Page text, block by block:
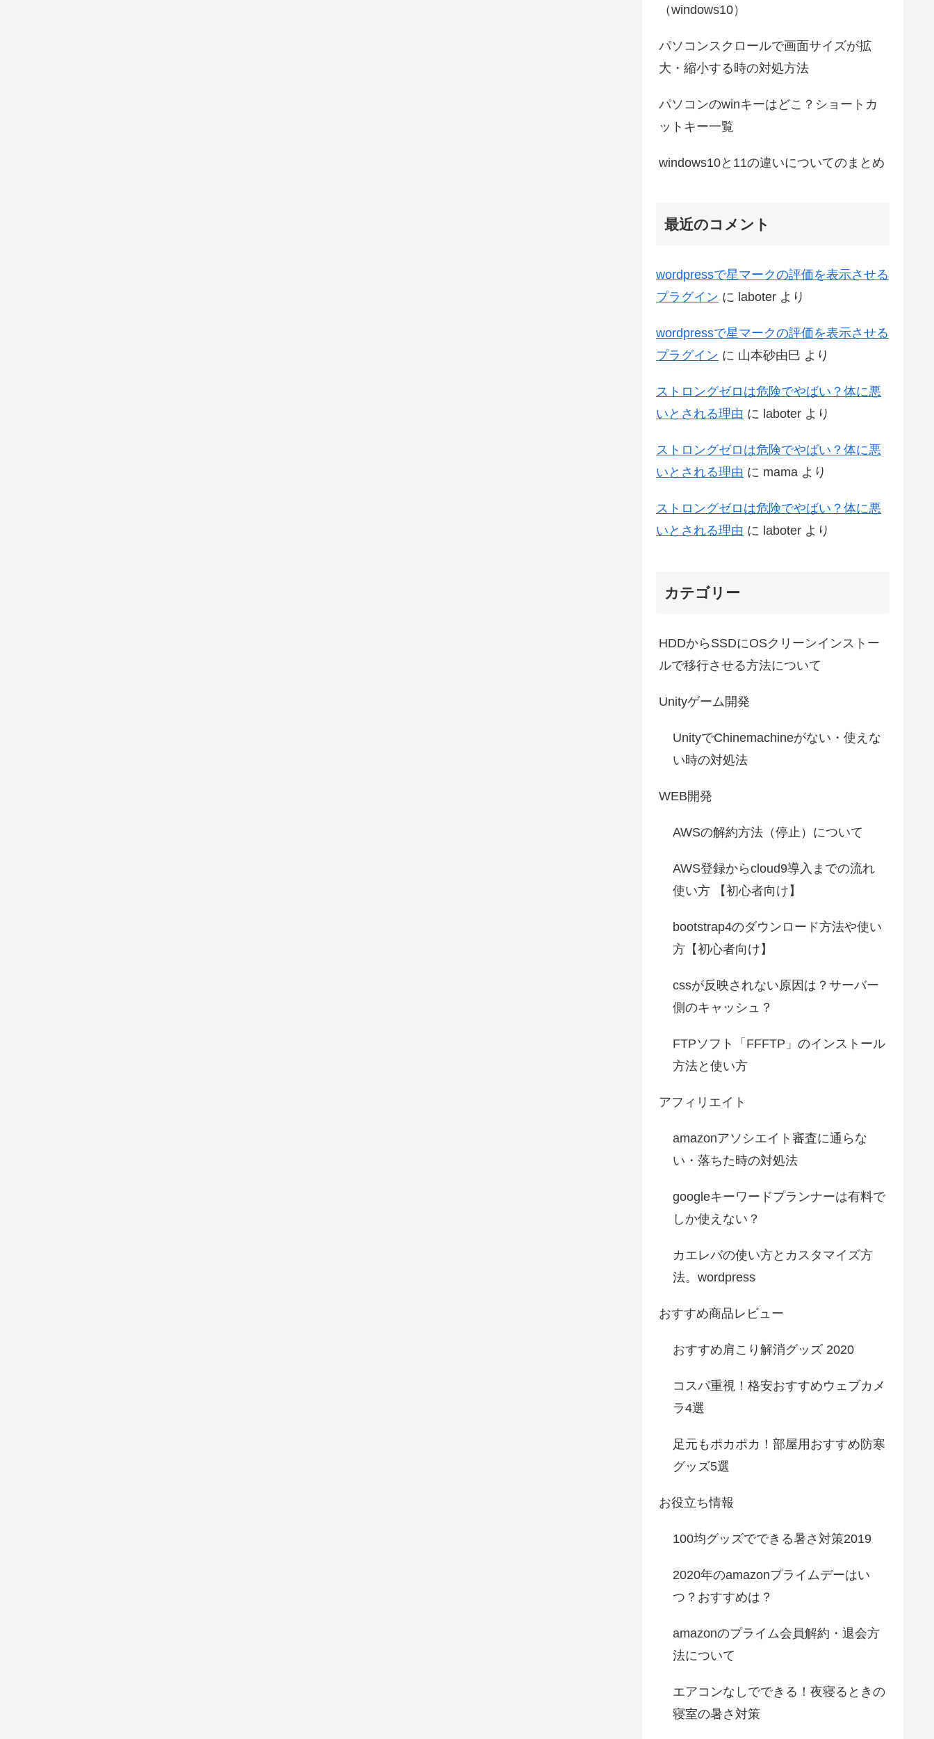
（windows10）
パソコンスクロールで画面サイズが拡
大・縮小する時の対処方法
パソコンのwinキーはどこ？ショートカ
ットキー一覧
windows10と11の違いについてのまとめ
最近のコメント
wordpressで星マークの評価を表示させる
プラグイン に laboter より
wordpressで星マークの評価を表示させる
プラグイン に 山本砂由巳 より
ストロングゼロは危険でやばい？体に悪
いとされる理由 に laboter より
ストロングゼロは危険でやばい？体に悪
いとされる理由 に mama より
ストロングゼロは危険でやばい？体に悪
いとされる理由 に laboter より
カテゴリー
HDDからSSDにOSクリーンインストー
ルで移行させる方法について
Unityゲーム開発
UnityでChinemachineがない・使えな
い時の対処法
WEB開発
AWSの解約方法（停止）について
AWS登録からcloud9導入までの流れ
使い方 【初心者向け】
bootstrap4のダウンロード方法や使い
方【初心者向け】
cssが反映されない原因は？サーバー
側のキャッシュ？
FTPソフト「FFFTP」のインストール
方法と使い方
アフィリエイト
amazonアソシエイト審査に通らな
い・落ちた時の対処法
googleキーワードプランナーは有料で
しか使えない？
カエレバの使い方とカスタマイズ方
法。wordpress
おすすめ商品レビュー
おすすめ肩こり解消グッズ 2020
コスパ重視！格安おすすめウェブカメ
ラ4選
足元もポカポカ！部屋用おすすめ防寒
グッズ5選
お役立ち情報
100均グッズでできる暑さ対策2019
2020年のamazonプライムデーはい
つ？おすすめは？
amazonのプライム会員解約・退会方
法について
エアコンなしでできる！夜寝るときの
寝室の暑さ対策